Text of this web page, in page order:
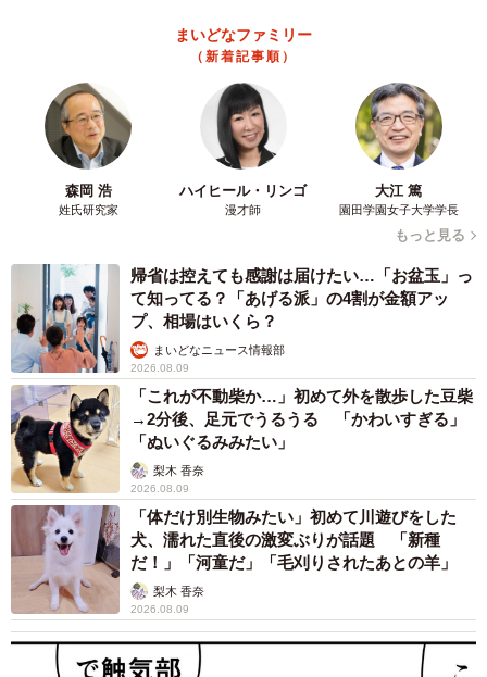
まいどなファミリー
（新着記事順）
森岡 浩
姓氏研究家
ハイヒール・リンゴ
漫才師
大江 篤
園田学園女子大学学長
もっと見る
帰省は控えても感謝は届けたい…「お盆玉」っ
て知ってる？「あげる派」の4割が金額アッ
プ、相場はいくら？
まいどなニュース情報部
2026.08.09
「これが不動柴か…」初めて外を散歩した豆柴
→2分後、足元でうるうる 「かわいすぎる」
「ぬいぐるみみたい」
梨木 香奈
2026.08.09
「体だけ別生物みたい」初めて川遊びをした
犬、濡れた直後の激変ぶりが話題 「新種
だ！」「河童だ」「毛刈りされたあとの羊」
梨木 香奈
2026.08.09